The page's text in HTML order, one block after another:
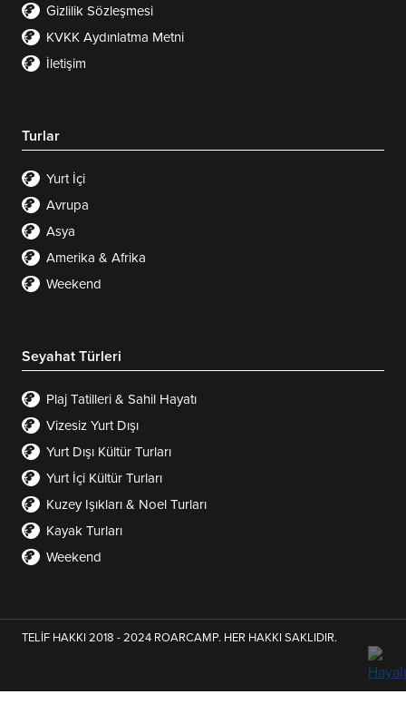
Gizlilik Sözleşmesi
KVKK Aydınlatma Metni
İletişim
Turlar
Yurt İçi
Avrupa
Asya
Amerika & Afrika
Weekend
Seyahat Türleri
Plaj Tatilleri & Sahil Hayatı
Vizesiz Yurt Dışı
Yurt Dışı Kültür Turları
Yurt İçi Kültür Turları
Kuzey Işıkları & Noel Turları
Kayak Turları
Weekend
TELİF HAKKI 2018 - 2024 ROARCAMP. HER HAKKI SAKLIDIR.